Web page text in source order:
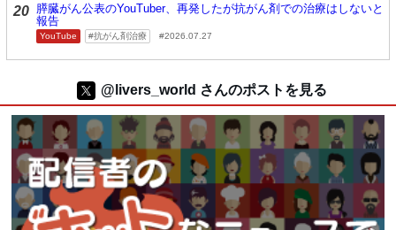
20 膵臓がん公表のYouTuber、再発したが抗がん剤での治療はしないと
報告
YouTube 抗がん剤治療 2026.07.27
@livers_world さんのポストを見る